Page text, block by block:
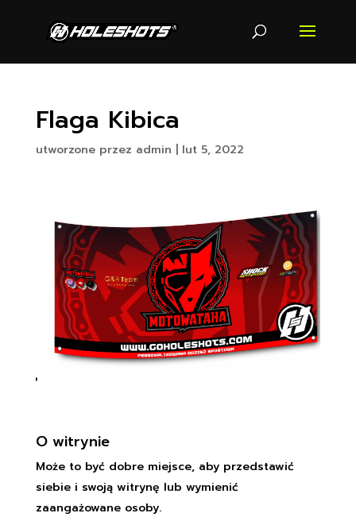
Flaga Kibica
utworzone przez admin lut 5, 2022
O witrynie
Może to być dobre miejsce, aby przedstawić
siebie i swoją witrynę lub wymienić
zaangażowane osoby.